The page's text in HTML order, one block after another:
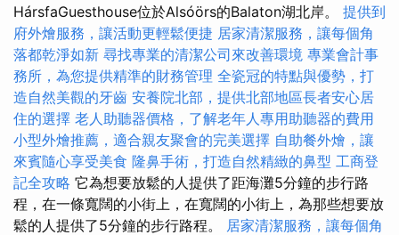
HársfaGuesthouse位於Alsóörs的Balaton湖北岸。 提供到
府外燴服務，讓活動更輕鬆便捷 居家清潔服務，讓每個角
落都乾淨如新 尋找專業的清潔公司來改善環境 專業會計事
務所，為您提供精準的財務管理 全瓷冠的特點與優勢，打
造自然美觀的牙齒 安養院北部，提供北部地區長者安心居
住的選擇 老人助聽器價格，了解老年人專用助聽器的費用
小型外燴推薦，適合親友聚會的完美選擇 自助餐外燴，讓
來賓隨心享受美食 隆鼻手術，打造自然精緻的鼻型 工商登
記全攻略 它為想要放鬆的人提供了距海灘5分鐘的步行路
程，在一條寬闊的小街上，在寬闊的小街上，為那些想要放
鬆的人提供了5分鐘的步行路程。 居家清潔服務，讓每個角